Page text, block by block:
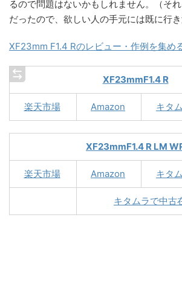
るので問題はないかもしれません。（そ
だったので、欲しい人の手元には既に行き
XF23mm F1.4 Rのレビュー・作例を集め
XF23mmF1.4 R
楽天市場 Amazon キタ
XF23mmF1.4 R LM
楽天市場 Amazon キタ
キタムラで中古